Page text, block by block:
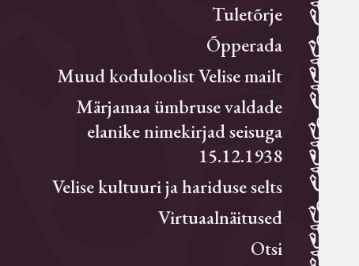
Tuletõrje
Õpperada
Muud koduloolist Velise mailt
Märjamaa ümbruse valdade
elanike nimekirjad seisuga
15.12.1938
Velise kultuuri ja hariduse selts
Virtuaalnäitused
Otsi